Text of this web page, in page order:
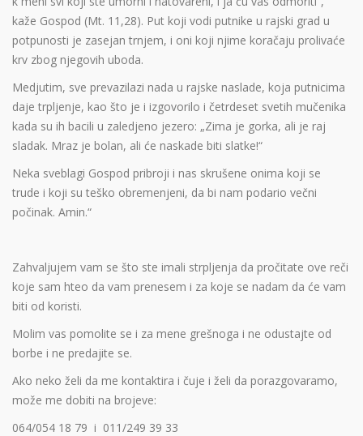
kaže Gospod (Mt. 11,28). Put koji vodi putnike u rajski grad u
potpunosti je zasejan trnjem, i oni koji njime koračaju prolivaće
krv zbog njegovih uboda.
Medjutim, sve prevazilazi nada u rajske naslade, koja putnicima
daje trpljenje, kao što je i izgovorilo i četrdeset svetih mučenika
kada su ih bacili u zaledjeno jezero: „Zima je gorka, ali je raj
sladak. Mraz je bolan, ali će naskade biti slatke!“
Neka sveblagi Gospod pribroji i nas skrušene onima koji se
trude i koji su teško obremenjeni, da bi nam podario večni
počinak. Amin.“
Zahvaljujem vam se što ste imali strpljenja da pročitate ove reči
koje sam hteo da vam prenesem i za koje se nadam da će vam
biti od koristi.
Molim vas pomolite se i za mene grešnoga i ne odustajte od
borbe i ne predajite se.
Ako neko želi da me kontaktira i čuje i želi da porazgovaramo,
može me dobiti na brojeve:
064/054 18 79 i 011/249 39 33